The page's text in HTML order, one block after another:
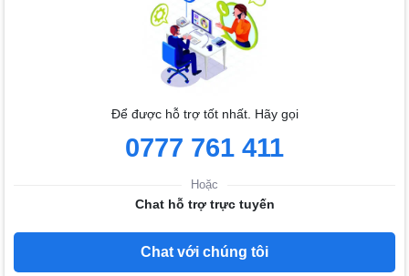
Để được hỗ trợ tốt nhất. Hãy gọi
0777 761 411
Hoặc
Chat hỗ trợ trực tuyến
Chat với chúng tôi